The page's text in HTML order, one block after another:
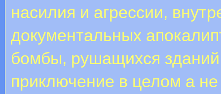
насилия и агрессии,
документальных
бомбы, рушащихся
приключение в целом а не